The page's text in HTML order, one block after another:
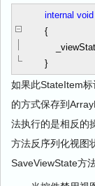
internal void
{
}
如果此StateItem
的方式保存到
法执行的是相反的
方法反序列化视图
SaveViewState方